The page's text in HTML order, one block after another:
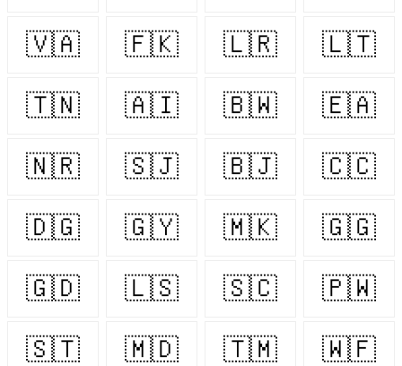
🇻🇦 🇫🇰 🇱🇷 🇱🇹
🇹🇳 🇦🇮 🇧🇼 🇪🇦
🇳🇷 🇸🇯 🇧🇯 🇨🇨
🇩🇬 🇬🇾 🇲🇰 🇬🇬
🇬🇩 🇱🇸 🇸🇨 🇵🇼
🇸🇹 🇲🇩 🇹🇲 🇼🇫